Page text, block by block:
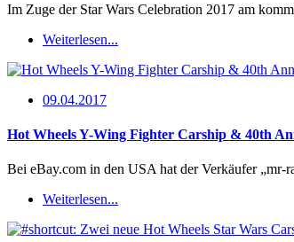
Im Zuge der Star Wars Celebration 2017 am
Weiterlesen...
09.04.2017
Hot Wheels Y-Wing Fighter Carship & 40th
Bei eBay.com in den USA hat der Verkäufer „mr-
Weiterlesen...